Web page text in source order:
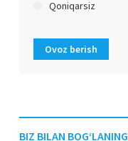
Qoniqarsiz
Ovoz berish
BIZ BILAN BOG‘LANING